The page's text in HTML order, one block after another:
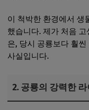
이 척박한 환경에서 생
했습니다. 제가 처음
은, 당시 공룡보다 훨
사실입니다.
2. 공룡의 강력한